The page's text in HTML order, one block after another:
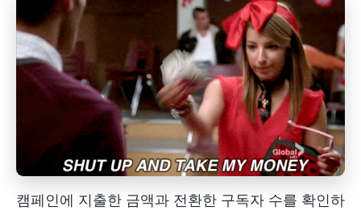
캠페인에 지출한 금액과 전환한 구독자 수를 확인하